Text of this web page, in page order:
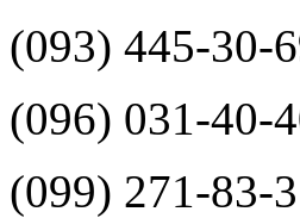
(093) 445-30-
(096) 031-40-
(099) 271-83-